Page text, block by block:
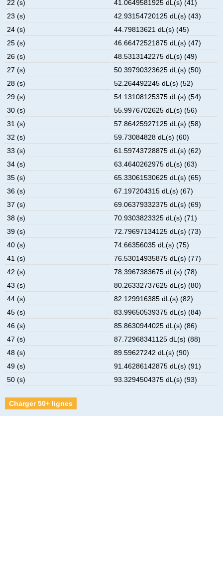
22 (s)
41.0649581925 dL(s) (41)
23 (s)
42.93154720125 dL(s) (43)
24 (s)
44.79813621 dL(s) (45)
25 (s)
46.66472521875 dL(s) (47)
26 (s)
48.5313142275 dL(s) (49)
27 (s)
50.39790323625 dL(s) (50)
28 (s)
52.264492245 dL(s) (52)
29 (s)
54.13108125375 dL(s) (54)
30 (s)
55.9976702625 dL(s) (56)
31 (s)
57.86425927125 dL(s) (58)
32 (s)
59.73084828 dL(s) (60)
33 (s)
61.59743728875 dL(s) (62)
34 (s)
63.4640262975 dL(s) (63)
35 (s)
65.33061530625 dL(s) (65)
36 (s)
67.197204315 dL(s) (67)
37 (s)
69.06379332375 dL(s) (69)
38 (s)
70.9303823325 dL(s) (71)
39 (s)
72.79697134125 dL(s) (73)
40 (s)
74.66356035 dL(s) (75)
41 (s)
76.53014935875 dL(s) (77)
42 (s)
78.3967383675 dL(s) (78)
43 (s)
80.26332737625 dL(s) (80)
44 (s)
82.129916385 dL(s) (82)
45 (s)
83.99650539375 dL(s) (84)
46 (s)
85.8630944025 dL(s) (86)
47 (s)
87.72968341125 dL(s) (88)
48 (s)
89.59627242 dL(s) (90)
49 (s)
91.46286142875 dL(s) (91)
50 (s)
93.3294504375 dL(s) (93)
Charger 50+ lignes